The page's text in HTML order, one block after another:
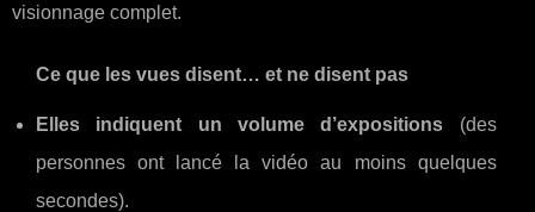
visionnage complet.
Ce que les vues disent… et ne disent pas
Elles indiquent un volume d’expositions (des
personnes ont lancé la vidéo au moins quelques
secondes).